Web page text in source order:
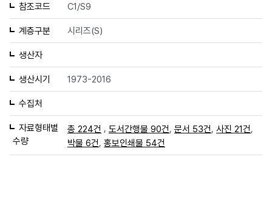
참조코드 C1/S9
계층구분 시리즈(S)
생산자
생산시기 1973-2016
수집처
자료형태별
수량
총 224건 , 도서간행물 90건 문서 53건 사진 21건
박물 6건, 홍보인쇄물 54건